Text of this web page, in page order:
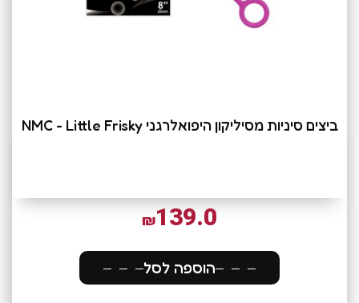
ביצים סיניות מסיליקון היפואלרגני NMC - Little Frisky
₪139.0
הוספה לסל